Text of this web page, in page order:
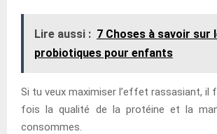
Lire aussi : 7 Choses à savoir sur
probiotiques pour enfants
Si tu veux maximiser l’effet rassasiant, il
fois la qualité de la protéine et la
consommes.